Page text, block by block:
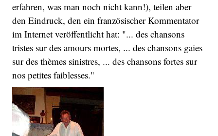
erfahren, was man noch nicht kann!), teilen aber
den Eindruck, den ein französischer Kommentator
im Internet veröffentlicht hat: "... des chansons
tristes sur des amours mortes, ... des chansons gaies
sur des thèmes sinistres, ... des chansons fortes sur
nos petites faiblesses."